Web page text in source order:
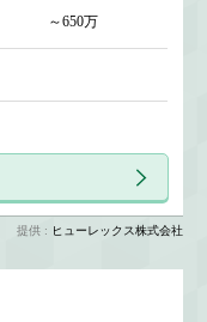
～650万
提供 : ヒューレックス株式会社